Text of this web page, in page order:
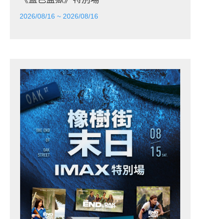
2026/08/16 ~ 2026/08/16